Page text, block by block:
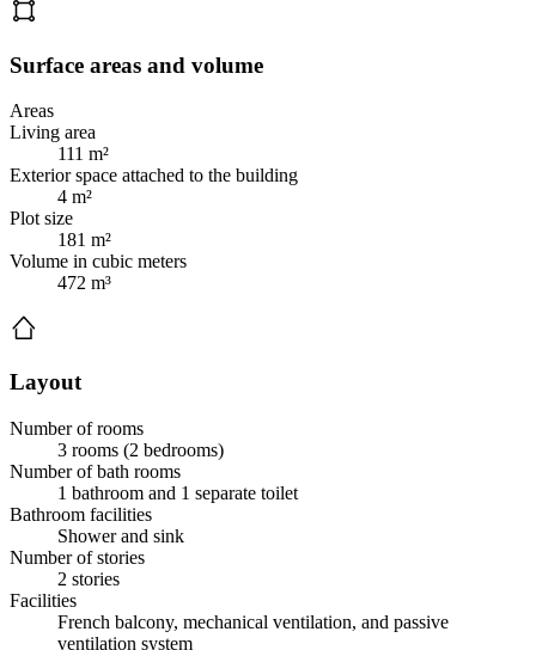
Surface areas and volume
Areas
Living area
111 m²
Exterior space attached to the building
4 m²
Plot size
181 m²
Volume in cubic meters
472 m³
Layout
Number of rooms
3 rooms (2 bedrooms)
Number of bath rooms
1 bathroom and 1 separate toilet
Bathroom facilities
Shower and sink
Number of stories
2 stories
Facilities
French balcony, mechanical ventilation, and passive
ventilation system